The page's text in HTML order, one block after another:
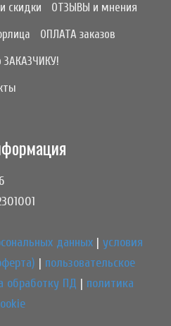
скидки
ОТЗЫВЫ и мнения
ОПЛАТА заказов
ЗАКАЗЧИКУ!
данных | условия
| пользовательское
обработку ПД | политика